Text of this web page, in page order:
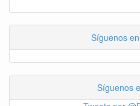
Síguenos
Síguenos